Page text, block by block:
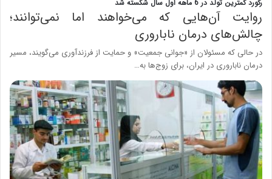
رکورد کمترین تولد در 6 ماهه اول سال شکسته شد
روایت آن‌هایی که می‌خواهند اما نمی‌توانند؛
چالش‌های درمان ناباروری
در حالی که مسئولان از «جوانی جمعیت» و حمایت از فرزندآوری می‌گویند، مسیر
درمان ناباروری در ایران، برای زوج‌ها به…